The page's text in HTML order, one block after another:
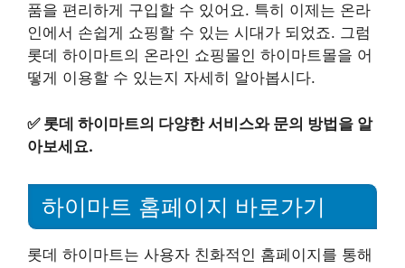
품을 편리하게 구입할 수 있어요. 특히 이제는 온라
인에서 손쉽게 쇼핑할 수 있는 시대가 되었죠. 그럼
롯데 하이마트의 온라인 쇼핑몰인 하이마트몰을 어
떻게 이용할 수 있는지 자세히 알아봅시다.
✅ 롯데 하이마트의 다양한 서비스와 문의 방법을 알
아보세요.
하이마트 홈페이지 바로가기
롯데 하이마트는 사용자 친화적인 홈페이지를 통해